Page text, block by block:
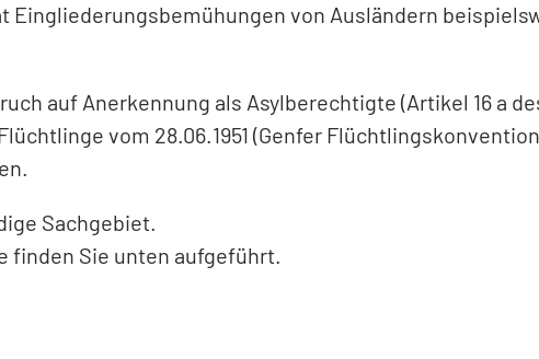
von Ausländern
auf Anerkennung als Asylberechtigte (Artikel 16 a
vom 28.06.1951 (Genfer
Sachgebiet.
finden Sie unten aufgeführt.